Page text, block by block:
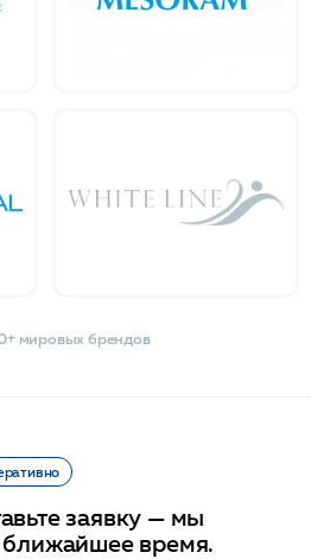
мировых брендов
заявку — мы
время.